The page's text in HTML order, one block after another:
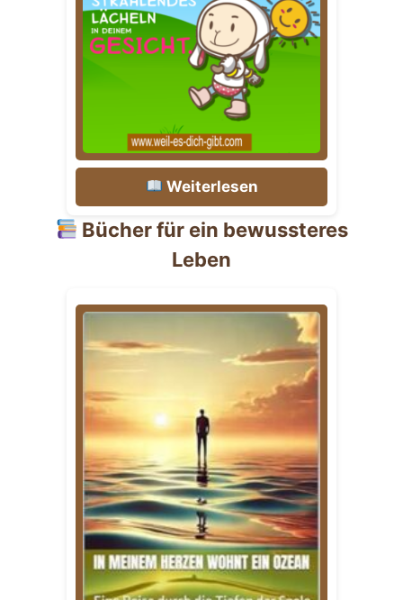
Weiterlesen
Bücher für ein bewussteres
Leben